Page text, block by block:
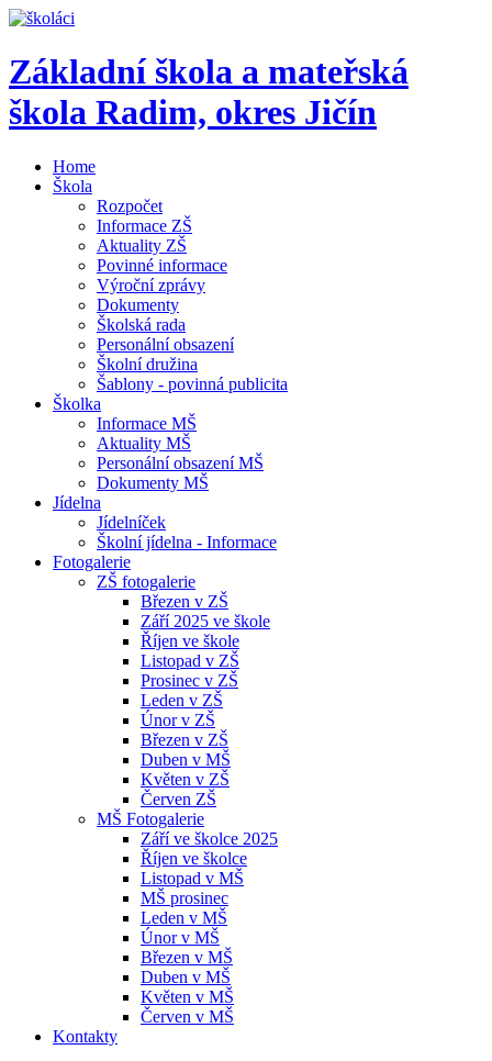
Základní škola a mateřská
škola Radim, okres Jičín
Home
Škola
Rozpočet
Informace ZŠ
Aktuality ZŠ
Povinné informace
Výroční zprávy
Dokumenty
Školská rada
Personální obsazení
Školní družina
Šablony - povinná publicita
Školka
Informace MŠ
Aktuality MŠ
Personální obsazení MŠ
Dokumenty MŠ
Jídelna
Jídelníček
Školní jídelna - Informace
Fotogalerie
ZŠ fotogalerie
Březen v ZŠ
Září 2025 ve škole
Říjen ve škole
Listopad v ZŠ
Prosinec v ZŠ
Leden v ZŠ
Únor v ZŠ
Březen v ZŠ
Duben v MŠ
Květen v ZŠ
Červen ZŠ
MŠ Fotogalerie
Září ve školce 2025
Říjen ve školce
Listopad v MŠ
MŠ prosinec
Leden v MŠ
Únor v MŠ
Březen v MŠ
Duben v MŠ
Květen v MŠ
Červen v MŠ
Kontakty